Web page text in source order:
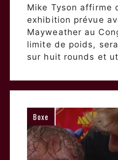
Mike Tyson affirme
exhibition prévue
Mayweather au
limite de poids,
sur huit rounds et
Boxe